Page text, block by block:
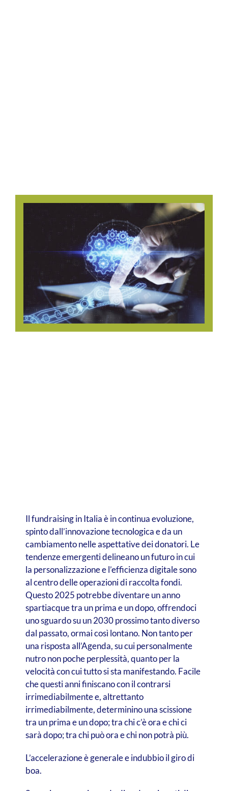
Il fundraising in Italia è in continua evoluzione,
spinto dall’innovazione tecnologica e da un
cambiamento nelle aspettative dei donatori. Le
tendenze emergenti delineano un futuro in cui
la personalizzazione e l’efficienza digitale sono
al centro delle operazioni di raccolta fondi.
Questo 2025 potrebbe diventare un anno
spartiacque tra un prima e un dopo, offrendoci
uno sguardo su un 2030 prossimo tanto diverso
dal passato, ormai così lontano. Non tanto per
una risposta all’Agenda, su cui personalmente
nutro non poche perplessità, quanto per la
velocità con cui tutto si sta manifestando. Facile
che questi anni finiscano con il contrarsi
irrimediabilmente e, altrettanto
irrimediabilmente, determinino una scissione
tra un prima e un dopo; tra chi c’è ora e chi ci
sarà dopo; tra chi può ora e chi non potrà più.
L’accelerazione è generale e indubbio il giro di
boa.